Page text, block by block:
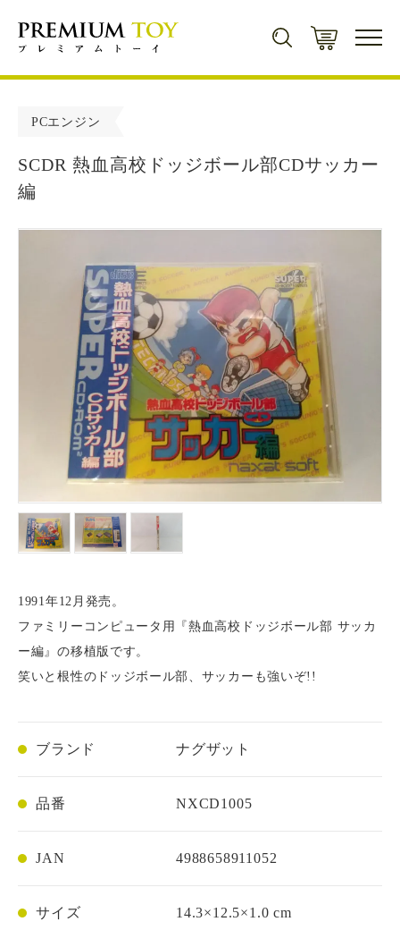
商品カテゴリから探す
ミニカー
ミニカー一覧
トミカ
トミカプレミアム
トミカリミテッド
トミカリミテッドヴィンテージ
ドリームトミカ
チョロQ
トレーディングカード
トレーディングカード一覧
ボックス
デッキ
パック
ゲームソフト
ゲームソフト一覧
スーパーファミコン
ゲームボーイ
PCエンジン
その他 ゲームソフト
その他TOY
その他TOY一覧
仮面ライダーベルト
キャラクター・ シリーズから探す
遊戯王
マジック・ザ・ギャザリング
プロ野球カード
トミカ
コンセプト
プライバシーポリシー
PCエンジン
SCDR 熱血高校ドッジボール部CDサッカー
編
1991年12月発売。
ファミリーコンピュータ用『熱血高校ドッジボール部 サッカ
ー編』の移植版です。
笑いと根性のドッジボール部、サッカーも強いぞ!!
ブランド ナグザット
品番 NXCD1005
JAN 4988658911052
サイズ 14.3×12.5×1.0 cm